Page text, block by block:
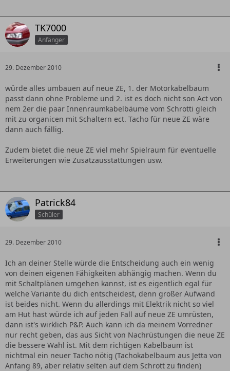
TK7000
Anfänger
29. Dezember 2010
würde alles umbauen auf neue ZE, 1. der Motorkabelbaum
passt dann ohne Probleme und 2. ist es doch nicht son Act von
nem 2er die paar Innenraumkabelbäume vom Schrotti gleich
mit zu organicen mit Schaltern ect. Tacho für neue ZE wäre
dann auch fällig.
Zudem bietet die neue ZE viel mehr Spielraum für eventuelle
Erweiterungen wie Zusatzausstattungen usw.
Patrick84
Schüler
29. Dezember 2010
Ich an deiner Stelle würde die Entscheidung auch ein wenig
von deinen eigenen Fähigkeiten abhängig machen. Wenn du
mit Schaltplänen umgehen kannst, ist es eigentlich egal für
welche Variante du dich entscheidest, denn großer Aufwand
ist beides nicht. Wenn du allerdings mit Elektrik nicht so viel
am Hut hast würde ich auf jeden Fall auf neue ZE umrüsten,
dann ist's wirklich P&P. Auch kann ich da meinem Vorredner
nur recht geben, das aus Sicht von Nachrüstungen die neue ZE
die bessere Wahl ist. Mit dem richtigen Kabelbaum ist
nichtmal ein neuer Tacho nötig (Tachokabelbaum aus Jetta von
Anfang 89, aber relativ selten auf dem Schrott zu finden)